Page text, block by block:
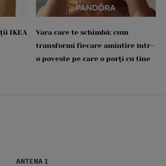
IKEA
Vara care te schimbă: cum
transformi fiecare amintire într-
o poveste pe care o porți cu tine
ANTENA 1